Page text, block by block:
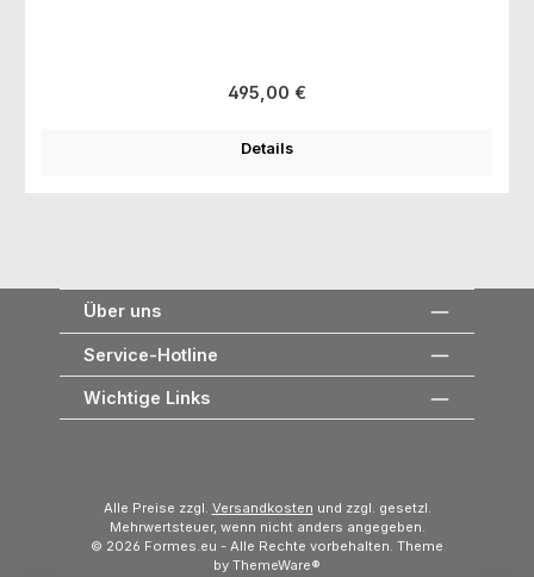
Regulärer Preis:
495,00 €
Details
Über uns
Service-Hotline
Wichtige Links
Alle Preise zzgl. Versandkosten und zzgl. gesetzl.
Mehrwertsteuer, wenn nicht anders angegeben.
© 2026 Formes.eu - Alle Rechte vorbehalten. Theme
by ThemeWare®